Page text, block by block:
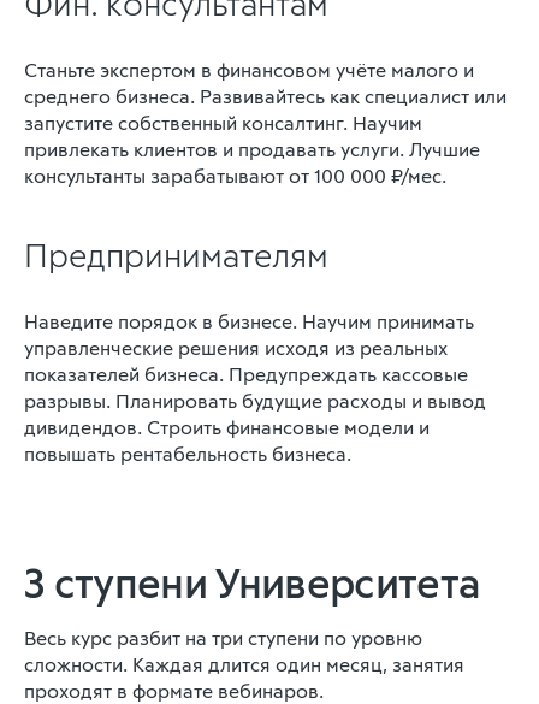
Фин. консультантам
Станьте экспертом в финансовом учёте малого и
среднего бизнеса. Развивайтесь как специалист или
запустите собственный консалтинг. Научим
привлекать клиентов и продавать услуги. Лучшие
консультанты зарабатывают от 100 000 ₽/мес.
Предпринимателям
Наведите порядок в бизнесе. Научим принимать
управленческие решения исходя из реальных
показателей бизнеса. Предупреждать кассовые
разрывы. Планировать будущие расходы и вывод
дивидендов. Строить финансовые модели и
повышать рентабельность бизнеса.
3 ступени Университета
Весь курс разбит на три ступени по уровню
сложности. Каждая длится один месяц, занятия
проходят в формате вебинаров.